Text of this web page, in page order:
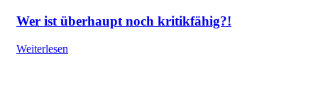
Wer ist überhaupt noch kritikfähig?!
Weiterlesen